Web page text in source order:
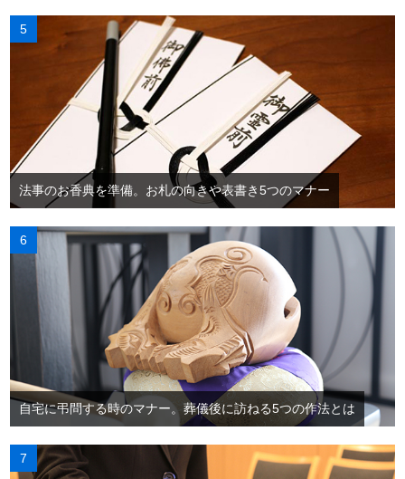
法事のお香典を準備。お札の向きや表書き5つのマナー
自宅に弔問する時のマナー。葬儀後に訪ねる5つの作法とは